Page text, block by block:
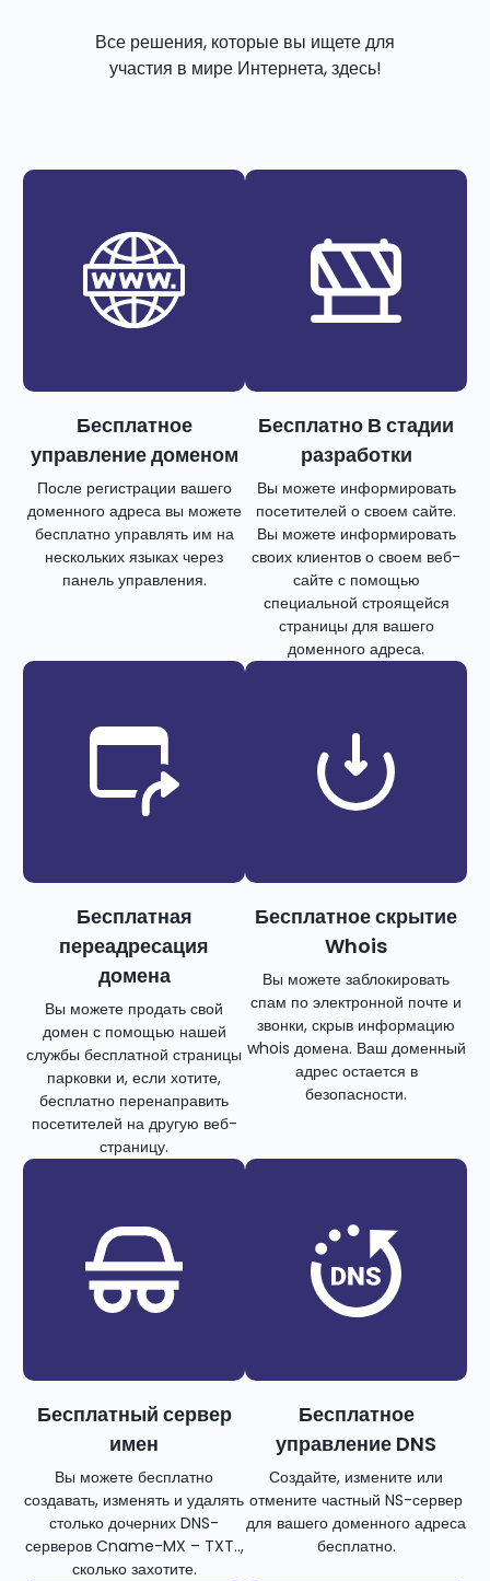
Все решения, которые вы ищете для
участия в мире Интернета, здесь!
Бесплатное
управление доменом
После регистрации вашего
доменного адреса вы можете
бесплатно управлять им на
нескольких языках через
панель управления.
Бесплатно В стадии
разработки
Вы можете информировать
посетителей о своем сайте.
Вы можете информировать
своих клиентов о своем веб-
сайте с помощью
специальной строящейся
страницы для вашего
доменного адреса.
Бесплатная
переадресация
домена
Вы можете продать свой
домен с помощью нашей
службы бесплатной страницы
парковки и, если хотите,
бесплатно перенаправить
посетителей на другую веб-
страницу.
Бесплатное скрытие
Whois
Вы можете заблокировать
спам по электронной почте и
звонки, скрыв информацию
whois домена. Ваш доменный
адрес остается в
безопасности.
Бесплатный сервер
имен
Вы можете бесплатно
создавать, изменять и удалять
столько дочерних DNS-
серверов Cname-MX – TXT..,
сколько захотите.
Бесплатное
управление DNS
Создайте, измените или
отмените частный NS-сервер
для вашего доменного адреса
бесплатно.